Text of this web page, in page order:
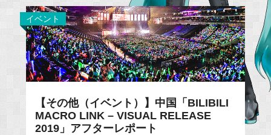
イベント
【その他（イベント）】中国「BILIBILI
MACRO LINK – VISUAL RELEASE
2019」アフターレポート